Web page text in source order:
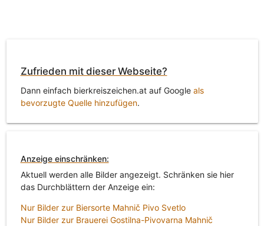
Zufrieden mit dieser Webseite?
Dann einfach bierkreiszeichen.at auf Google als
bevorzugte Quelle hinzufügen.
Anzeige einschränken:
Aktuell werden alle Bilder angezeigt. Schränken sie hier
das Durchblättern der Anzeige ein:
Nur Bilder zur Biersorte Mahnič Pivo Svetlo
Nur Bilder zur Brauerei Gostilna-Pivovarna Mahnič